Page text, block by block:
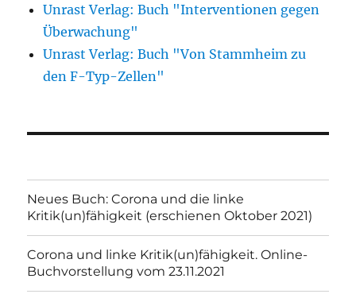
Unrast Verlag: Buch "Interventionen gegen
Überwachung"
Unrast Verlag: Buch "Von Stammheim zu
den F-Typ-Zellen"
Neues Buch: Corona und die linke
Kritik(un)fähigkeit (erschienen Oktober 2021)
Corona und linke Kritik(un)fähigkeit. Online-
Buchvorstellung vom 23.11.2021